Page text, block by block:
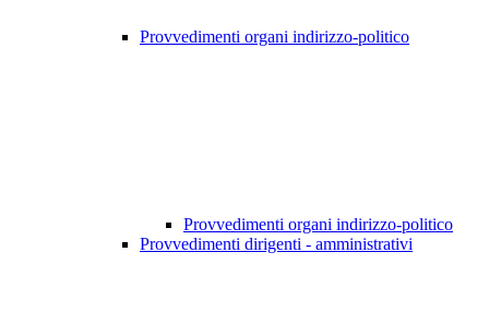
Provvedimenti organi indirizzo-politico
Provvedimenti organi indirizzo-politico
Provvedimenti dirigenti - amministrativi